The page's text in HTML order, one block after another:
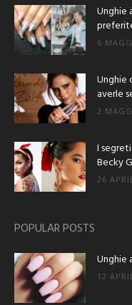
Unghie
6
Unghie
averle
2
I
Becky
26
POPULAR POSTS
Unghie
12